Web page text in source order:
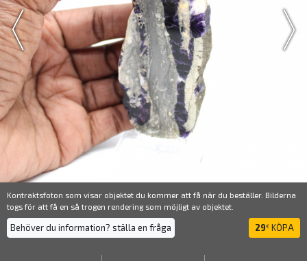
Kontraktsfoton som visar objektet du kommer att få när du beställer. Bilderna
togs för att få en så trogen rendering som möjligt av objektet.
Behöver du information? ställa en fråga 29€ KÖPA